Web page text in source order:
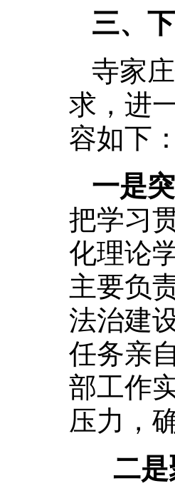
三、
寺家
求，进
容如下：
一是
把学习
化理论
主要负
法治建
任务亲
部工作
压力，
二